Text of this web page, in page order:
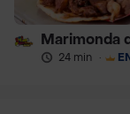
24 min ·